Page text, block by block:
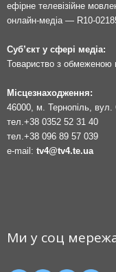
ефірне телевізійне
онлайн-медіа — R10-
Суб’єкт у сфері медіа:
Товариство з обмеженою
Місцезнаходження:
46000, м. Тернопіль, вул.
тел.+38 0352 52 31 40
тел.+38 096 89 57 039
e-mail: tv4@tv4.te.ua
Ми у соц